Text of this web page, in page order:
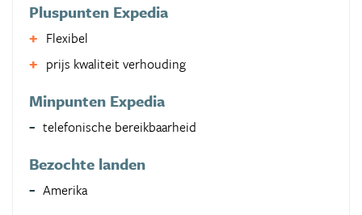
Pluspunten Expedia
Flexibel
prijs kwaliteit verhouding
Minpunten Expedia
telefonische bereikbaarheid
Bezochte landen
Amerika